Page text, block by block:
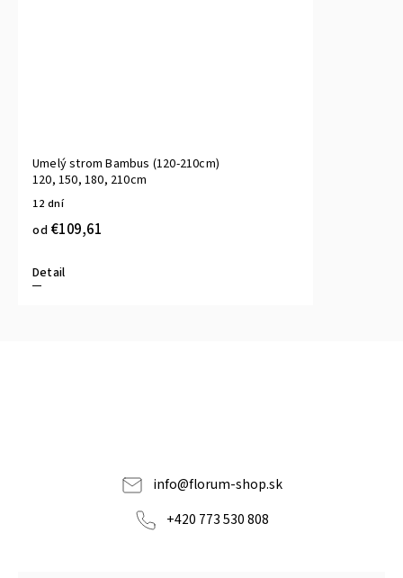
Umelý strom Bambus (120-210cm)
120, 150, 180, 210cm
12 dní
od €109,61
Detail
info@florum-shop.sk
+420 773 530 808